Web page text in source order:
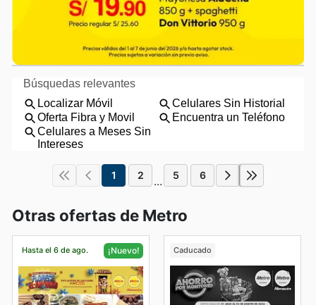
1 2 ... 5 6
Otras ofertas de Metro
Hasta el 6 de ago. ¡Nuevo! Caducado